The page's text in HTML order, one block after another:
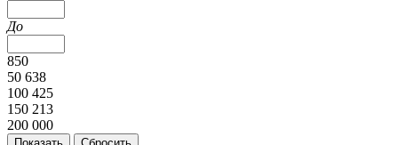
До
850
50 638
100 425
150 213
200 000